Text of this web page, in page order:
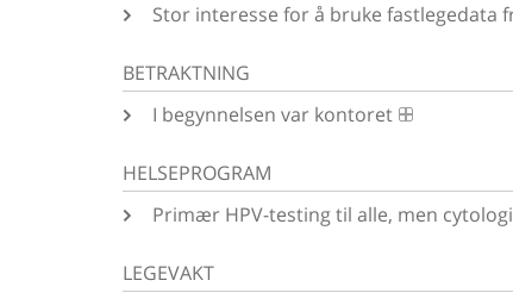
Stor interesse for å bruke fastlegedata
BETRAKTNING
I begynnelsen var kontoret
HELSEPROGRAM
Primær HPV-testing til alle, men
LEGEVAKT